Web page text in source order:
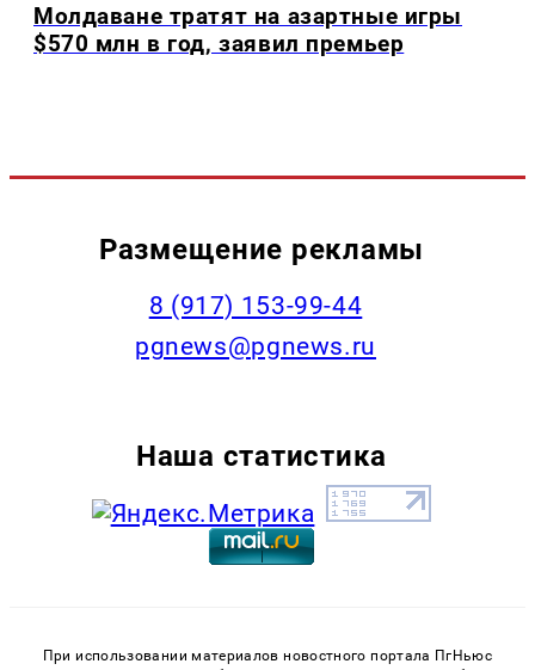
Молдаване тратят на азартные игры
$570 млн в год, заявил премьер
Размещение рекламы
‭8 (917) 153-99-44
pgnews@pgnews.ru
Наша статистика
При использовании материалов новостного портала ПгНьюс